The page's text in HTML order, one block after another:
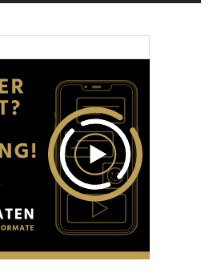
möglicherweise mit
die Sie ihnen bereitgestellt
Ihrer Nutzung der Dienste